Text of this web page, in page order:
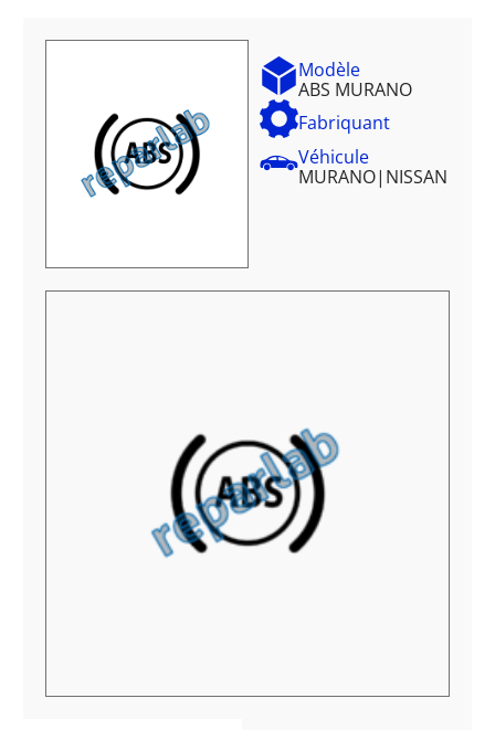
Modèle
ABS MURANO
Fabriquant
Véhicule
MURANO| NISSAN